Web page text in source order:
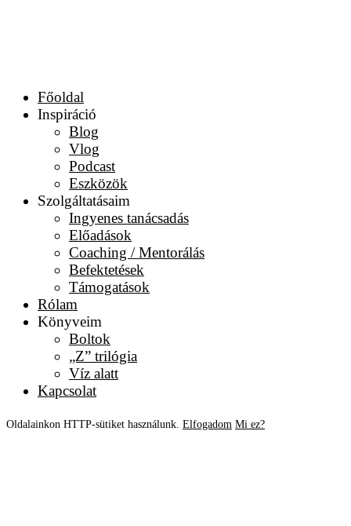
Főoldal
Inspiráció
Blog
Vlog
Podcast
Eszközök
Szolgáltatásaim
Ingyenes tanácsadás
Előadások
Coaching / Mentorálás
Befektetések
Támogatások
Rólam
Könyveim
Boltok
„Z” trilógia
Víz alatt
Kapcsolat
Oldalainkon HTTP-sütiket használunk. Elfogadom Mi ez?